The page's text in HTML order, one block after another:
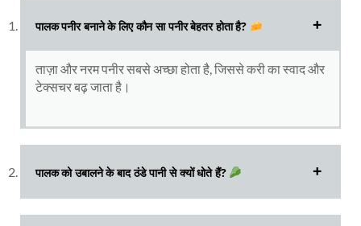
पालक पनीर बनाने के लिए कौन सा पनीर बेहतर होता है?
ताज़ा और नरम पनीर सबसे अच्छा होता है, जिससे करी का स्वाद और
टेक्सचर बढ़ जाता है।
पालक को उबालने के बाद ठंडे पानी से क्यों धोते हैं?